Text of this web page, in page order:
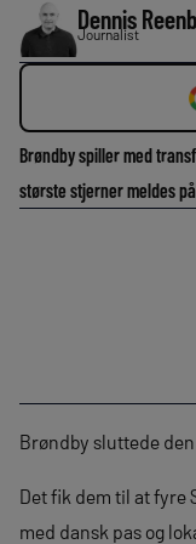
Dennis
Journalist
Brøndby spiller med
største stjerner meldes
Brøndby sluttede
Det fik dem til at
med dansk pas og